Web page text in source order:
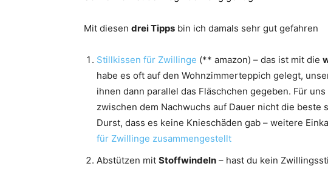
Mit diesen drei Tipps bin ich damals sehr gut gefahren
Stillkissen für Zwillinge (** amazon) – das ist mit die
habe es oft auf den Wohnzimmerteppich gelegt,
ihnen dann parallel das Fläschchen gegeben. Für
zwischen dem Nachwuchs auf Dauer nicht die beste
Durst, dass es keine Knieschäden gab – weitere
für Zwillinge zusammengestellt
Abstützen mit Stoffwindeln – hast du kein